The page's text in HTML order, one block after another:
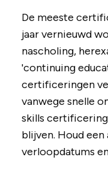
De meeste
jaar vernieuwd
nascholing,
'continuing
certificeringen
vanwege snelle
skills
blijven. Houd
verloopdatums